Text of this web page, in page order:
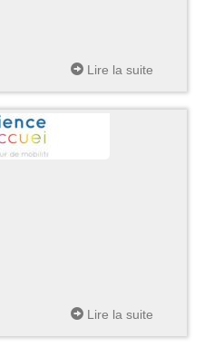
Lire la suite
Lire la suite